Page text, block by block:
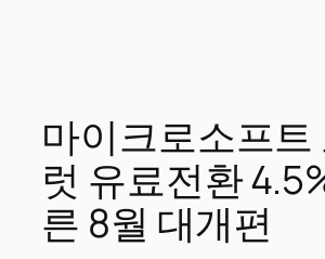
마이크로소프트
럿 유료전환
른 8월 대개편